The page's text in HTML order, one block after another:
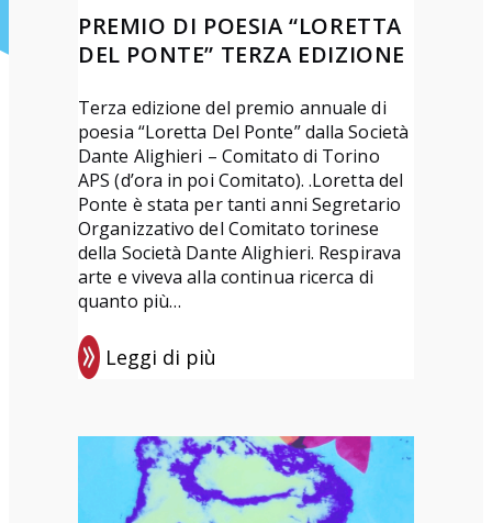
PREMIO DI POESIA “LORETTA
DEL PONTE” TERZA EDIZIONE
Terza edizione del premio annuale di
poesia “Loretta Del Ponte” dalla Società
Dante Alighieri – Comitato di Torino
APS (d’ora in poi Comitato). .Loretta del
Ponte è stata per tanti anni Segretario
Organizzativo del Comitato torinese
della Società Dante Alighieri. Respirava
arte e viveva alla continua ricerca di
quanto più…
Leggi di più
:
r